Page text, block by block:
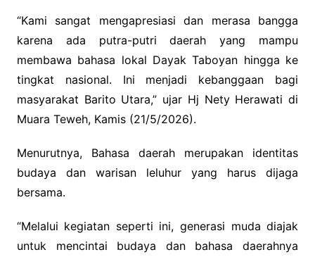
“Kami sangat mengapresiasi dan merasa bangga
karena ada putra-putri daerah yang mampu
membawa bahasa lokal Dayak Taboyan hingga ke
tingkat nasional. Ini menjadi kebanggaan bagi
masyarakat Barito Utara,” ujar Hj Nety Herawati di
Muara Teweh, Kamis (21/5/2026).
Menurutnya, Bahasa daerah merupakan identitas
budaya dan warisan leluhur yang harus dijaga
bersama.
“Melalui kegiatan seperti ini, generasi muda diajak
untuk mencintai budaya dan bahasa daerahnya